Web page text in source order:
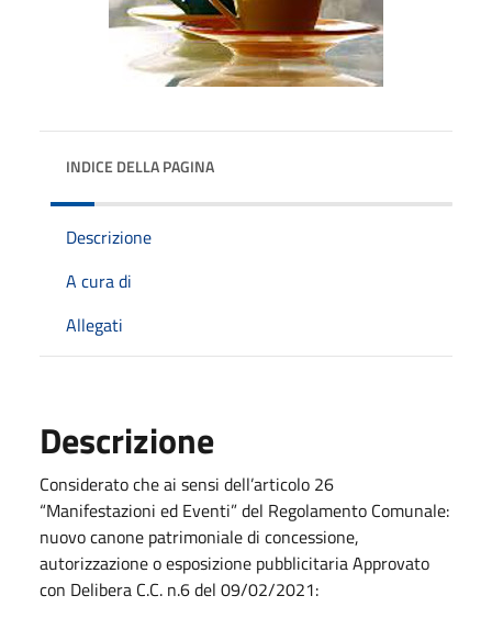
INDICE DELLA PAGINA
Descrizione
A cura di
Allegati
Descrizione
Considerato che ai sensi dell’articolo 26
“Manifestazioni ed Eventi” del Regolamento Comunale:
nuovo canone patrimoniale di concessione,
autorizzazione o esposizione pubblicitaria Approvato
con Delibera C.C. n.6 del 09/02/2021: